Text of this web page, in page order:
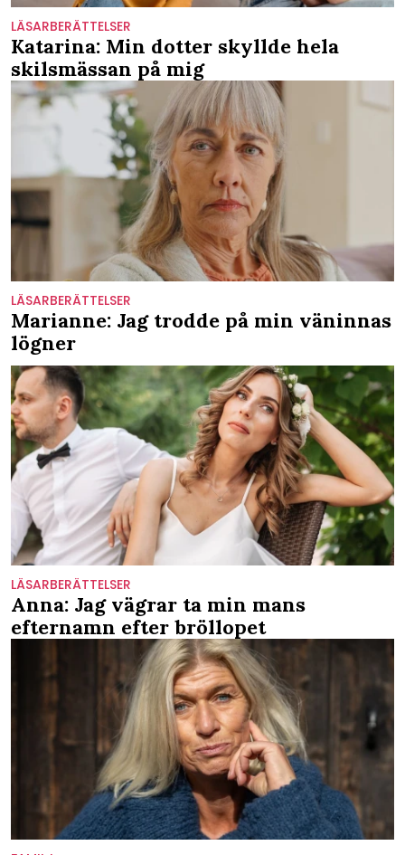
LÄSARBERÄTTELSER
Katarina: Min dotter skyllde hela
skilsmässan på mig
LÄSARBERÄTTELSER
Marianne: Jag trodde på min väninnas
lögner
LÄSARBERÄTTELSER
Anna: Jag vägrar ta min mans
efternamn efter bröllopet